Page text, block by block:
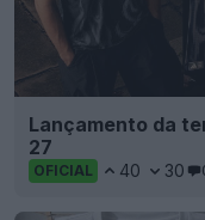
Lançamento da
27
OFICIAL 40 30